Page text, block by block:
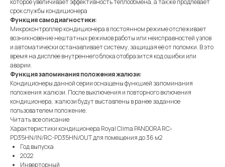
которое увеличивает эффективность теплообмена, а также продлевает
срок службы кондиционера
Функция самодиагностики:
Микроконтроллер кондиционера в постоянном режиме отслеживает
возникновение нештатных режимов работы или неисправностей узлов
и автоматически останавливает систему, защищая её от поломки. В это
время на дисплее внутреннего блока отобразится код ошибки или
аварии.
Функция запоминания положения жалюзи:
Кондиционеры данной серии оснащены функцией запоминания
положения жалюзи. После выключения и повторного включения
кондиционера, жалюзи будут выставлены в ранее заданное
пользователем положение.
Читать все описание
Характеристики кондиционера Royal Clima PANDORA RC-
PD35HN/IN/RC-PD35HN/OUT для помещения до 36 м2
Год выпуска
2022
Инверторный